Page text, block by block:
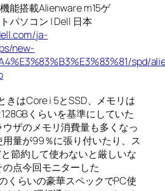
能搭載Alienware m15ゲ
パソコン | Dell 日本
ja-
new-
spd/
きはCore i 5とSSD、メモリは
くらいを基準にしていた
ザのメモリ消費量も多くなっ
量が99％に張り付いたり、ス
と節約して使わないと厳しいな
点今回モニターした
くらいの豪華スペックでPC使